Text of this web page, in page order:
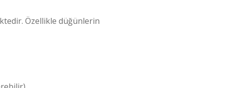
Özellikle düğünlerin